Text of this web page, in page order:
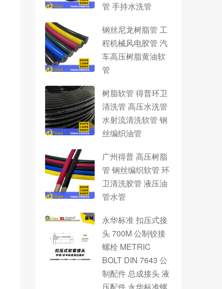
管 手持水洗管
钢丝尼龙树脂管 工
程机械风电胶管 汽
车高压树脂黄油软
管
树脂软管 得普环卫
清洗管 高压水洗管
水射流清洗软管 钢
丝编织油管
广州得普 高压树脂
管 钢丝编织软管 环
卫清洗胶管 液压油
管水管
永华标准 扣压式接
头 700M 公制铰接
螺栓 METRIC
BOLT DIN 7643 公
制配件 总成接头 液